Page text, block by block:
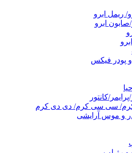
ریمل ابرو
صابون ابرو
پودر فیکس
کانتور
سی سی کرم/ دی دی کرم
و موس آرایشی